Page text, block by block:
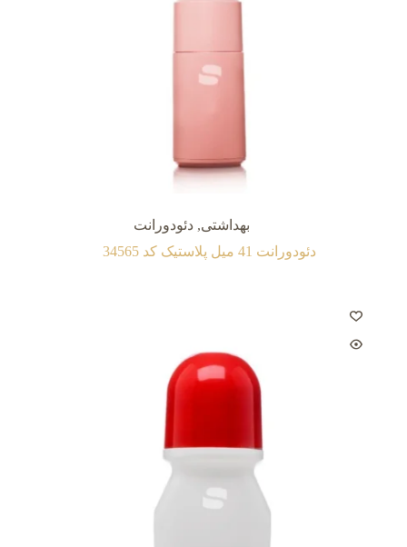
بهداشتی,دئودورانت
دئودورانت 41 میل پلاستیک کد 34565